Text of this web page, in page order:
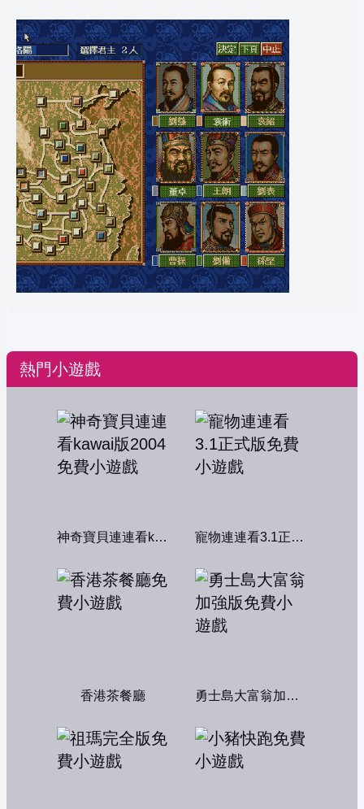
熱門小遊戲
神奇寶貝連連看kawai版2004 寵物連連看3.1正式版
香港茶餐廳 勇士島大富翁加強版